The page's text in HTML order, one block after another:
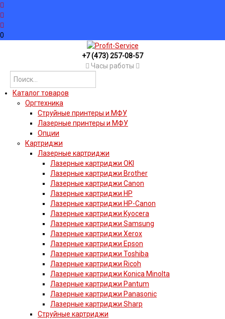
0
+7 (473) 257-08-57
Часы работы
Каталог товаров
Оргтехника
Струйные принтеры и МФУ
Лазерные принтеры и МФУ
Опции
Картриджи
Лазерные картриджи
Лазерные картриджи OKI
Лазерные картриджи Brother
Лазерные картриджи Canon
Лазерные картриджи HP
Лазерные картриджи HP-Canon
Лазерные картриджи Kyocera
Лазерные картриджи Samsung
Лазерные картриджи Xerox
Лазерные картриджи Epson
Лазерные картриджи Toshiba
Лазерные картриджи Ricoh
Лазерные картриджи Konica Minolta
Лазерные картриджи Pantum
Лазерные картриджи Panasonic
Лазерные картриджи Sharp
Струйные картриджи